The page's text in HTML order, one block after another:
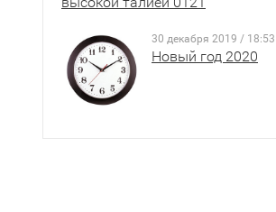
30 декабря 2019 / 18:53
Новый год 2020